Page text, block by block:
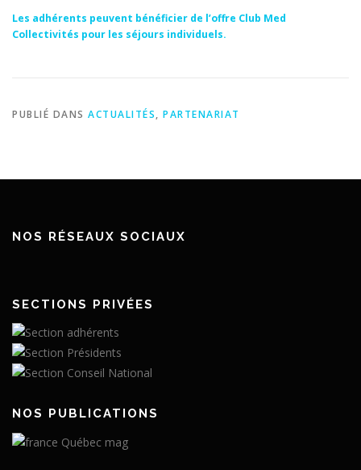
Les adhérents peuvent bénéficier de l’offre Club Med
Collectivités pour les séjours individuels.
PUBLIÉ DANS ACTUALITÉS, PARTENARIAT
NOS RÉSEAUX SOCIAUX
SECTIONS PRIVÉES
NOS PUBLICATIONS